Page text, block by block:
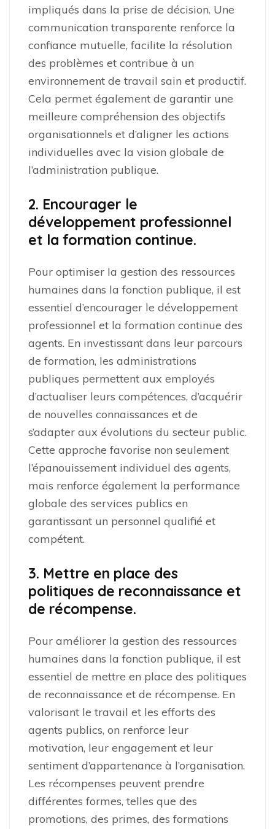
impliqués dans la prise de décision. Une
communication transparente renforce la
confiance mutuelle, facilite la résolution
des problèmes et contribue à un
environnement de travail sain et productif.
Cela permet également de garantir une
meilleure compréhension des objectifs
organisationnels et d’aligner les actions
individuelles avec la vision globale de
l’administration publique.
2. Encourager le
développement professionnel
et la formation continue.
Pour optimiser la gestion des ressources
humaines dans la fonction publique, il est
essentiel d’encourager le développement
professionnel et la formation continue des
agents. En investissant dans leur parcours
de formation, les administrations
publiques permettent aux employés
d’actualiser leurs compétences, d’acquérir
de nouvelles connaissances et de
s’adapter aux évolutions du secteur public.
Cette approche favorise non seulement
l’épanouissement individuel des agents,
mais renforce également la performance
globale des services publics en
garantissant un personnel qualifié et
compétent.
3. Mettre en place des
politiques de reconnaissance et
de récompense.
Pour améliorer la gestion des ressources
humaines dans la fonction publique, il est
essentiel de mettre en place des politiques
de reconnaissance et de récompense. En
valorisant le travail et les efforts des
agents publics, on renforce leur
motivation, leur engagement et leur
sentiment d’appartenance à l’organisation.
Les récompenses peuvent prendre
différentes formes, telles que des
promotions, des primes, des formations